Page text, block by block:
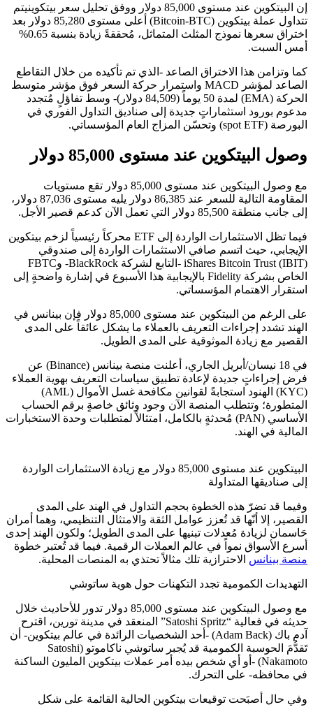
إن البيتكوين عند مستوى 85,000 دولار ووفق تحليل سعر بيتكوينيتم
تتداول عملة بيتكوين (Bitcoin-BTC) أعلى مستوى 85,280 دولار بعد
اختراق سعرها نموذج المثلث المتماثل، مُحققةً زيادة بنسبة 0.65%
أمس السبت.
كما وتزامن هذا الاختراق الصاعد -الذي تم تأكيده من خلال التقاطع
الصاعد لمؤشر MACD واستمرار حركة السعر فوق مؤشر متوسط
الحركة (EMA) لمدة 50 يوماً (84,509 دولار)- وسط تفاؤلٍ مُتجدد
مدعوم بورود استثماراتٍ جديدة إلى صناديق التداول الفوري في
البورصة (spot ETF) وتحسّن المزاج العام المؤسساتي.
وصول البيتكوين عند مستوى 85,000 دولار
مع وصول البيتكوين عند مستوى 85,000 دولار تقع مستويات
المقاومة التالية للسعر عند 86,385 دولار يليه مستوى 87,036 دولار،
إلى جانب منطقة 85,500 دولار التي تعمل الآن كدعم قصير الأجل.
فيما تظل الاستثمارات الواردة إلى ETF محركاً رئيسياً لزخم بيتكوين
الإيجابي، حيث اتسم صافي الاستثمارات الواردة إلى صندوقي
iShares Bitcoin Trust (IBIT) -التابع لشركة BlackRock- وFBTC
الخاص بشركة Fidelity بالإيجابية هذا الأسبوع في إشارة واضحةٍ إلى
استقرار الاهتمام المؤسساتي.
على الرغم من البيتكوين عند مستوى 85,000 دولار فإن بينانس في
الهند تشدد إجراءات التعريف بالعملاء ما يشكل عائقاً على المدى
القصير مع زيادة الموثوقية على المدى الطويل.
في 18 نيسان/أبريل الجاري، أعلنت منصة بينانس (Binance) عن
فرض إجراءاتٍ جديدة لإعادة تطبيق سياسات التعريف بهوية العملاء
(KYC) الهنود استجابةً لقوانين مكافحة غسل الأموال (AML)
المتطورة؛ وتتطلب المنصة الآن وجود وثائق خاصةٍ برقم الحساب
الأساسي (PAN) مُحدثةٍ بالكامل، امتثالاً لمتطلبات وحدة الاستخبارات
المالية في الهند.
البيتكوين عند مستوى 85,000 دولار مع زيادة الاستثمارات الواردة
إلى صناديقها المتداولة
وفيما قد تضرّ هذه الخطوة بحجم التداول في الهند على المدى
القصير، إلا أنّها قد تُعزز عوامل الثقة والامتثال التنظيمي، وهما أمران
حَاسمان لزيادة مُعدلات تبنيها على المدى الطويل؛ ولكون الهند إحدى
أسرع الأسواق نمواً في عالم العملات الرقمية. فيما قد تُعتبر خطوة
منصة بينانس الاحترازية تلك مثالاً تحتذي به المنصات المحلية.
التهديدات الكمومية تجدد التكهنات حول هوية ساتوشي
مع وصول البيتكوين عند مستوى 85,000 دولار تدور للأحاديث خلال
حديثه في فعالية “Satoshi Spritz” المنعقد في مدينة تورين، اقترح
آدم باك (Adam Back) -أحد الشخصيات الرائدة في عالم بيتكوين- أن
تَقدُّمَ الحوسبة الكمومية قد يُجبر ساتوشي ناكاموتو (Satoshi
Nakamoto) -أو أي شخص بيده أمر عملات بيتكوين المليون الساكنة
في محافظه- على التحرك.
وفي حال أصبَحت توقيعات بيتكوين الحالية القائمة على شكل